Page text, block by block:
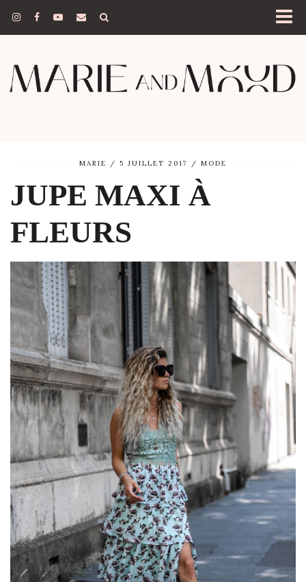
MARIE 5 JUILLET 2017 MODE
JUPE MAXI À
FLEURS